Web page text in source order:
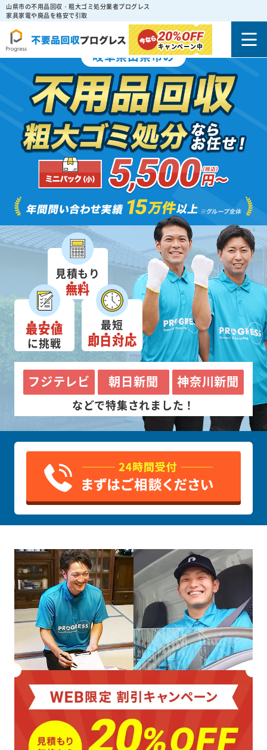
山県市の不用品回収・粗大ゴミ処分業者プログレス
家具家電や廃品を格安で引取
20%OFF
キャンペーン中
岐阜県山県市の
見積もり
無料
最安値
に挑戦
最短
即日対応
フジテレビ 朝日新聞 神奈川新聞
などで特集されました！